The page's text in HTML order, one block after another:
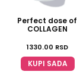
Perfect dose of
COLLAGEN
1330.00 RSD
KUPI SADA